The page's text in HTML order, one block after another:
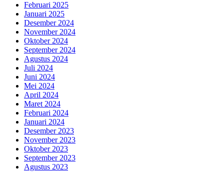
Februari 2025
Januari 2025
Desember 2024
November 2024
Oktober 2024
September 2024
Agustus 2024
Juli 2024
Juni 2024
Mei 2024
April 2024
Maret 2024
Februari 2024
Januari 2024
Desember 2023
November 2023
Oktober 2023
September 2023
Agustus 2023